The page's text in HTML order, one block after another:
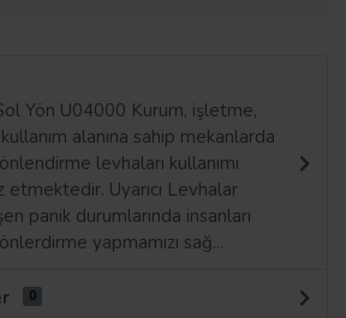
Yön U04000 Kurum, işletme,
alanına sahip mekanlarda
levhaları kullanımı
Uyarıcı Levhalar
panik durumlarında insanları
yapmamızı sağ...
0